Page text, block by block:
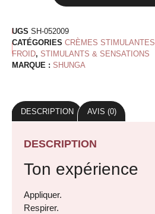
UGS SH-052009
CATÉGORIES CRÈMES STIMULANTES
FROID, STIMULANTS & SENSATIONS
MARQUE : SHUNGA
DESCRIPTION AVIS (0)
DESCRIPTION
Ton expérience
Appliquer.
Respirer.